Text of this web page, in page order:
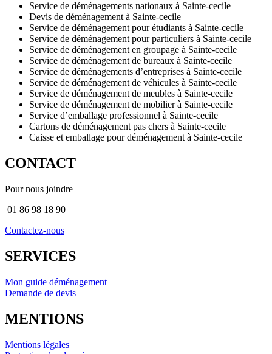
Service de déménagements nationaux à Sainte-cecile
Devis de déménagement à Sainte-cecile
Service de déménagement pour étudiants à Sainte-cecile
Service de déménagement pour particuliers à Sainte-cecile
Service de déménagement en groupage à Sainte-cecile
Service de déménagement de bureaux à Sainte-cecile
Service de déménagements d’entreprises à Sainte-cecile
Service de déménagement de véhicules à Sainte-cecile
Service de déménagement de meubles à Sainte-cecile
Service de déménagement de mobilier à Sainte-cecile
Service d’emballage professionnel à Sainte-cecile
Cartons de déménagement pas chers à Sainte-cecile
Caisse et emballage pour déménagement à Sainte-cecile
CONTACT
Pour nous joindre
01 86 98 18 90
Contactez-nous
SERVICES
Mon guide déménagement
Demande de devis
MENTIONS
Mentions légales